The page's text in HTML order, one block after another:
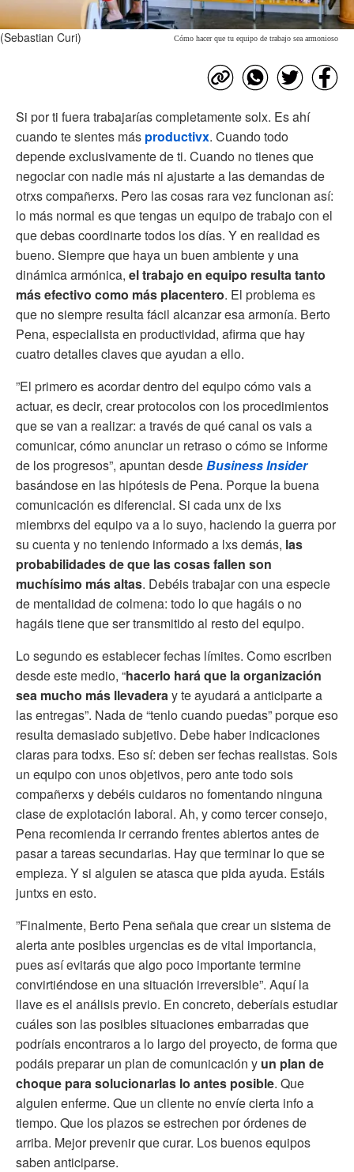
Cómo hacer que tu equipo de trabajo sea armonioso
(Sebastian Curi)
Si por ti fuera trabajarías completamente solx. Es ahí
cuando te sientes más productivx. Cuando todo
depende exclusivamente de ti. Cuando no tienes que
negociar con nadie más ni ajustarte a las demandas de
otrxs compañerxs. Pero las cosas rara vez funcionan así:
lo más normal es que tengas un equipo de trabajo con el
que debas coordinarte todos los días. Y en realidad es
bueno. Siempre que haya un buen ambiente y una
dinámica armónica, el trabajo en equipo resulta tanto
más efectivo como más placentero. El problema es
que no siempre resulta fácil alcanzar esa armonía. Berto
Pena, especialista en productividad, afirma que hay
cuatro detalles claves que ayudan a ello.
”El primero es acordar dentro del equipo cómo vais a
actuar, es decir, crear protocolos con los procedimientos
que se van a realizar: a través de qué canal os vais a
comunicar, cómo anunciar un retraso o cómo se informe
de los progresos”, apuntan desdeBusiness Insider
basándose en las hipótesis de Pena. Porque la buena
comunicación es diferencial. Si cada unx de lxs
miembrxs del equipo va a lo suyo, haciendo la guerra por
su cuenta y no teniendo informado a lxs demás, las
probabilidades de que las cosas fallen son
muchísimo más altas. Debéis trabajar con una especie
de mentalidad de colmena: todo lo que hagáis o no
hagáis tiene que ser transmitido al resto del equipo.
Lo segundo es establecer fechas límites. Como escriben
desde este medio, “hacerlo hará que la organización
sea mucho más llevaderay te ayudará a anticiparte a
las entregas”. Nada de “tenlo cuando puedas” porque eso
resulta demasiado subjetivo. Debe haber indicaciones
claras para todxs. Eso sí: deben ser fechas realistas. Sois
un equipo con unos objetivos, pero ante todo sois
compañerxs y debéis cuidaros no fomentando ninguna
clase de explotación laboral. Ah, y como tercer consejo,
Pena recomienda ir cerrando frentes abiertos antes de
pasar a tareas secundarias. Hay que terminar lo que se
empieza. Y si alguien se atasca que pida ayuda. Estáis
juntxs en esto.
”Finalmente, Berto Pena señala que crear un sistema de
alerta ante posibles urgencias es de vital importancia,
pues así evitarás que algo poco importante termine
convirtiéndose en una situación irreversible”. Aquí la
llave es el análisis previo. En concreto, deberíais estudiar
cuáles son las posibles situaciones embarradas que
podríais encontraros a lo largo del proyecto, de forma que
podáis preparar un plan de comunicación y un plan de
choque para solucionarlas lo antes posible. Que
alguien enferme. Que un cliente no envíe cierta info a
tiempo. Que los plazos se estrechen por órdenes de
arriba. Mejor prevenir que curar. Los buenos equipos
saben anticiparse.